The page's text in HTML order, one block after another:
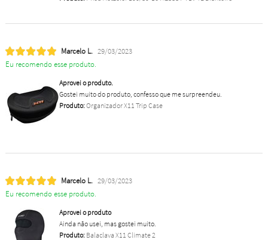
Marcelo L. 29/03/2023
Eu recomendo esse produto.
Aprovei o produto.
Gostei muito do produto, confesso que me surpreendeu.
Produto:Organizador X11 Trip Case
Marcelo L. 29/03/2023
Eu recomendo esse produto.
Aprovei o produto
Ainda não usei, mas gostei muito.
Produto:Balaclava X11 Climate 2